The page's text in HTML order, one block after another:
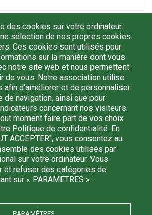
confirme avoir lu et compris lapolitique de
que mes données personnelles
International afin de recevoir des
part. Je peux me désinscrire à tout
à : agrisud@agrisud.org.
des cookies sur votre ordinateur.
sélection de nos propres cookies
Ces cookies sont utilisés pour
sur la manière dont vous
notre site web et nous permettent
de vous. Notre association utilise
afin d'améliorer et de personnaliser
de navigation, ainsi que pour
concernant nos visiteurs.
moment faire part de vos choix
Politique de confidentialité. En
ACCEPTER", vous consentez au
des cookies utilisés par
sur votre ordinateur. Vous
et refuser des catégories de
sur « PARAMETRES » :